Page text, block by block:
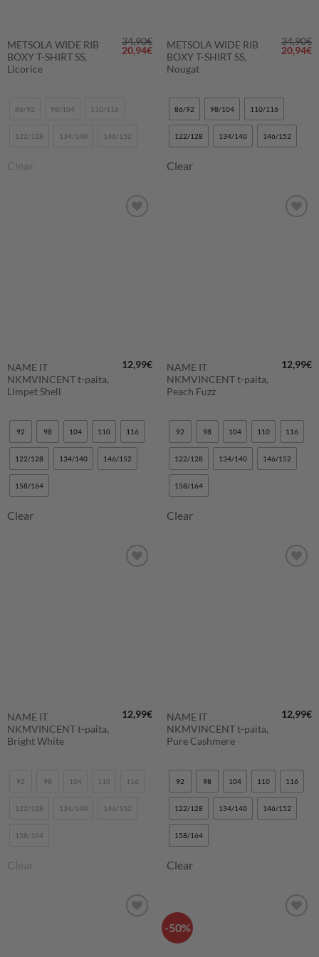
METSOLA WIDE RIB
BOXY T-SHIRT SS,
Licorice
34,90€
Alkuperäinen
hinta
20,94€Nykyinen
hinta
86/92 98/104 110/116
122/128 134/140 146/152
Clear
METSOLA WIDE RIB
BOXY T-SHIRT SS,
Nougat
34,90€
hinta
20,94€
86/92 98/104 110/116
122/128 134/140 146/152
Clear
NAME IT
NKMVINCENT t-paita,
Limpet Shell
12,99€
92 98 104 110 116
122/128 134/140 146/152
158/164
Clear
NAME IT
NKMVINCENT t-paita,
Peach Fuzz
12,99€
92 98 104 110 116
122/128 134/140 146/152
158/164
Clear
NAME IT
NKMVINCENT t-paita,
Bright White
12,99€
92 98 104 110 116
122/128 134/140 146/152
158/164
Clear
NAME IT
NKMVINCENT t-paita,
Pure Cashmere
12,99€
92 98 104 110 116
122/128 134/140 146/152
158/164
Clear
-50%